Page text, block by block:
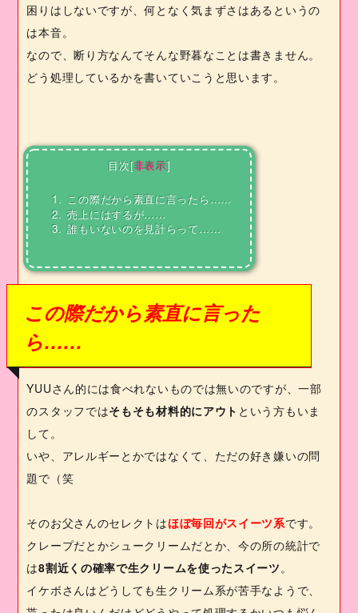
困りはしないですが、何となく気まずさはあるというの
は本音。
なので、断り方なんてそんな野暮なことは書きません。
どう処理しているかを書いていこうと思います。
目次[非表示]
1. この際だから素直に言ったら……
2. 売上にはするが……
3. 誰もいないのを見計らって……
この際だから素直に言った
ら……
YUUさん的には食べれないものでは無いのですが、一部
のスタッフではそもそも材料的にアウト という方もいま
して。
いや、アレルギーとかではなくて、ただの好き嫌いの問
題で（笑
そのお父さんのセレクトはほぼ毎回がスイーツ系です。
クレープだとかシュークリームだとか、今の所の統計で
は8割近くの確率で生クリームを使ったスイーツ 。
イケボさんはどうしても生クリーム系が苦手なようで、